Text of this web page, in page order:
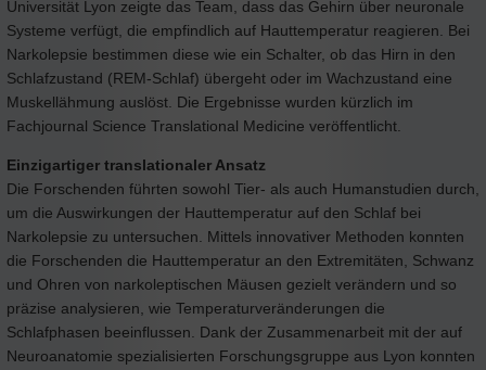
Universität Lyon zeigte das Team, dass das Gehirn über neuronale
Systeme verfügt, die empfindlich auf Hauttemperatur reagieren. Bei
Narkolepsie bestimmen diese wie ein Schalter, ob das Hirn in den
Schlafzustand (REM-Schlaf) übergeht oder im Wachzustand eine
Muskellähmung auslöst. Die Ergebnisse wurden kürzlich im
Fachjournal Science Translational Medicine veröffentlicht.
Einzigartiger translationaler Ansatz
Die Forschenden führten sowohl Tier- als auch Humanstudien durch,
um die Auswirkungen der Hauttemperatur auf den Schlaf bei
Narkolepsie zu untersuchen. Mittels innovativer Methoden konnten
die Forschenden die Hauttemperatur an den Extremitäten, Schwanz
und Ohren von narkoleptischen Mäusen gezielt verändern und so
präzise analysieren, wie Temperaturveränderungen die
Schlafphasen beeinflussen. Dank der Zusammenarbeit mit der auf
Neuroanatomie spezialisierten Forschungsgruppe aus Lyon konnten